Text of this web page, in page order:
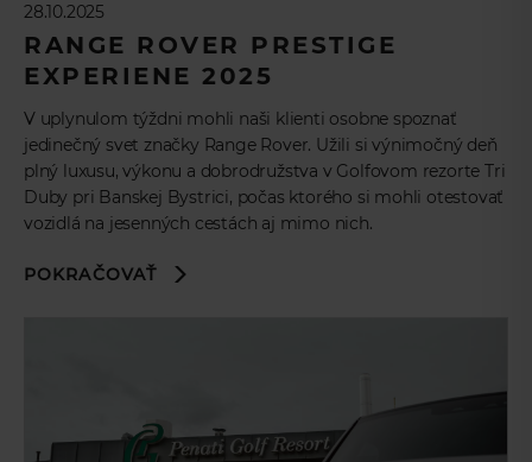
28.10.2025
RANGE ROVER PRESTIGE
EXPERIENE 2025
V uplynulom týždni mohli naši klienti osobne spoznať
jedinečný svet značky Range Rover. Užili si výnimočný deň
plný luxusu, výkonu a dobrodružstva v Golfovom rezorte Tri
Duby pri Banskej Bystrici, počas ktorého si mohli otestovať
vozidlá na jesenných cestách aj mimo nich.
POKRAČOVAŤ